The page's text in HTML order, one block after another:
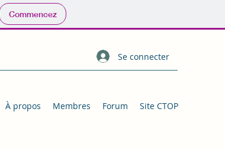
Commencez
Se connecter
À propos Membres Forum Site CTOP